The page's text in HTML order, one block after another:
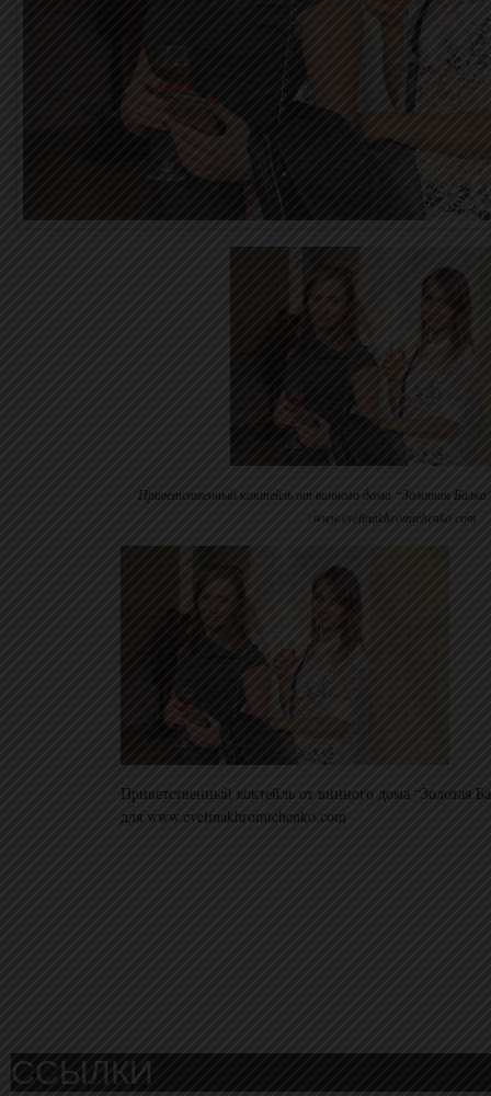
Приветственный коктейль от винного дома “Золотая
www.evelinakhromtchenko.com
Приветственный коктейль от винного дома
для www.evelinakhromtchenko.com
ССЫЛКИ